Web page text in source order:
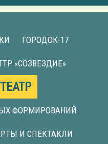
ГОРОДОК-17
«СОЗВЕЗДИЕ»
ФОРМИРОВАНИЙ
И СПЕКТАКЛИ